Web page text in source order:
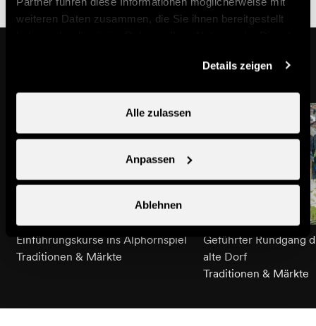
weiteren Daten zusammen, die Sie ihnen bereitgestellt
Details zeigen
Alle zulassen
Anpassen
Ablehnen
Einführungskurse ins Alphornspiel
Traditionen & Märkte
Geführter Rundgang
alte Dorf
Traditionen & Märkte